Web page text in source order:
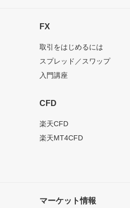
FX
取引をはじめるには
スプレッド／スワップ
入門講座
CFD
楽天CFD
楽天MT4CFD
マーケット情報